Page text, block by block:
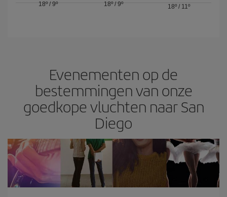
18º/9º
18º/ 9º
18º/ 11º
Evenementen op de
bestemmingen van onze
goedkope vluchten naar San
Diego